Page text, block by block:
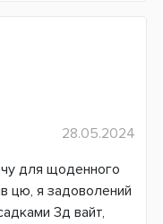
28.05.2024
для щоденного
цю, я задоволений
3д вайт,